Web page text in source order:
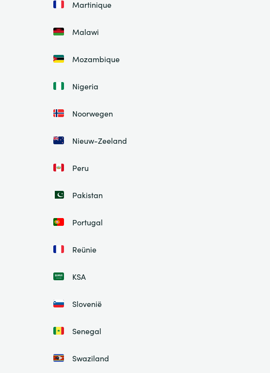
Martinique
Malawi
Mozambique
Nigeria
Noorwegen
Nieuw-Zeeland
Peru
Pakistan
Portugal
Reünie
KSA
Slovenië
Senegal
Swaziland